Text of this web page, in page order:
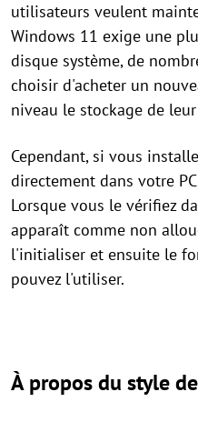
utilisateurs veulent
Windows 11 exige une
disque système, de
choisir d'acheter un
niveau le stockage de
Cependant, si vous
directement dans votre
Lorsque vous le vérifiez
apparaît comme non
l'initialiser et ensuite le
pouvez l'utiliser.
À propos du style